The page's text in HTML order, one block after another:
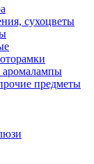
сухоцветы
аромалампы
предметы